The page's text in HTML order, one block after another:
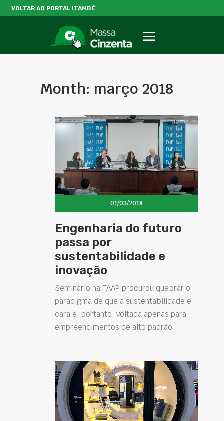
VOLTAR AO PORTAL ITAMBÉ
Month: março 2018
01/03/2018
Engenharia do futuro
passa por
sustentabilidade e
inovação
Seminário na FAAP procurou quebrar o
paradigma de que a sustentabilidade é
cara e, portanto, voltada apenas para
empreendimentos de alto padrão